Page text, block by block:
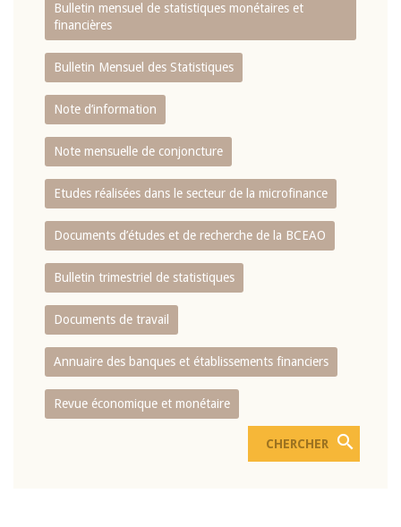
Bulletin mensuel de statistiques monétaires et
financières
Bulletin Mensuel des Statistiques
Note d’information
Note mensuelle de conjoncture
Etudes réalisées dans le secteur de la microfinance
Documents d’études et de recherche de la BCEAO
Bulletin trimestriel de statistiques
Documents de travail
Annuaire des banques et établissements financiers
Revue économique et monétaire